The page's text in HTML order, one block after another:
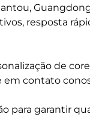
resposta
de
contato
para garantir